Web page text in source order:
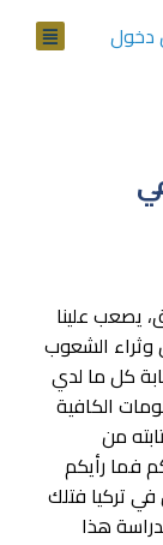
دخول
يصعب علينا
وثراء الشعوب
كل ما لدي
الكافية
من
فما رأيكم
في تركيا فتلك
هذا